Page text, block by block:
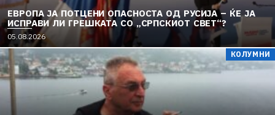
ЕВРОПА ЈА ПОТЦЕНИ ОПАСНОСТА ОД РУСИЈА – ЌЕ ЈА
ИСПРАВИ ЛИ ГРЕШКАТА СО „СРПСКИОТ СВЕТ“?
05.08.2026
КОЛУМНИ